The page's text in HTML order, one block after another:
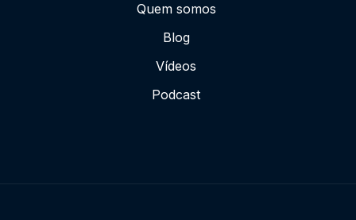
Quem somos
Blog
Vídeos
Podcast